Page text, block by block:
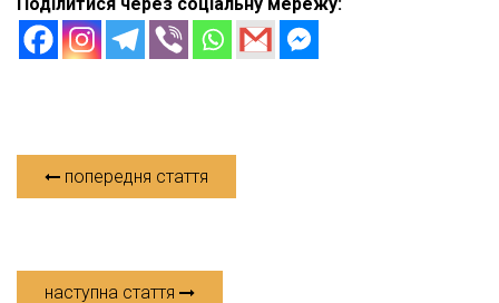
попередня стаття
наступна стаття